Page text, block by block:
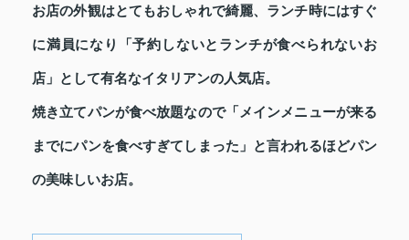
お店の外観はとてもおしゃれで綺麗、ランチ時にはすぐ
に満員になり「予約しないとランチが食べられないお
店」として有名なイタリアンの人気店。
焼き立てパンが食べ放題なので「メインメニューが来る
までにパンを食べすぎてしまった」と言われるほどパン
の美味しいお店。